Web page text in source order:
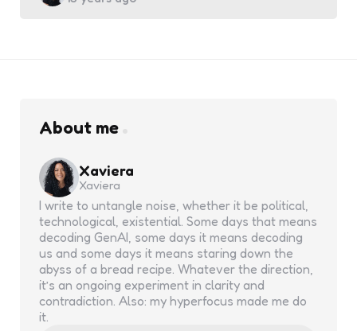
About me
Xaviera
Xaviera
I write to untangle noise, whether it be political,
technological, existential. Some days that means
decoding GenAI, some days it means decoding
us and some days it means staring down the
abyss of a bread recipe. Whatever the direction,
it’s an ongoing experiment in clarity and
contradiction. Also: my hyperfocus made me do
it.